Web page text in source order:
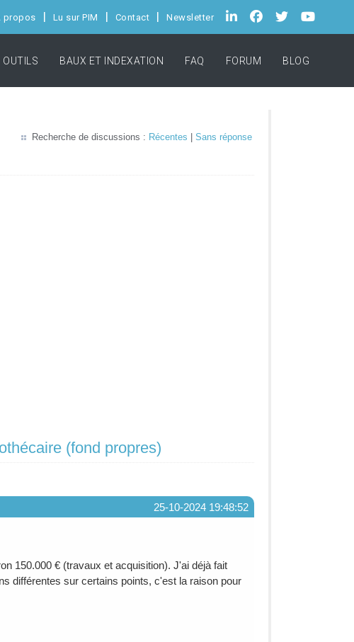
propos Lu sur PIM Contact Newsletter
OUTILS BAUX ET INDEXATION FAQ FORUM BLOG
Recherche de discussions : Récentes Sans réponse
(fond propres)
25-10-2024 19:48:52
150.000 € (travaux et acquisition). J'ai déjà fait
différentes sur certains points, c'est la raison pour